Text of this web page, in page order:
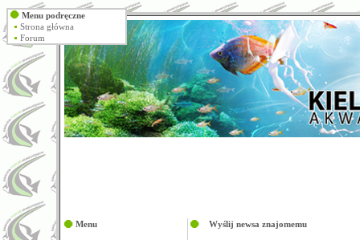
Menu Wyślij newsa znajomemu
Menu podręczne
Strona główna
Forum